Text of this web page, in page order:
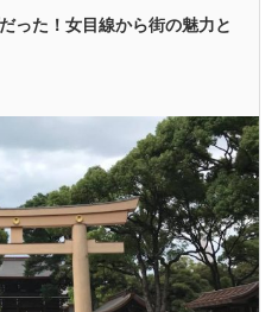
った！女目線から街の魅力と